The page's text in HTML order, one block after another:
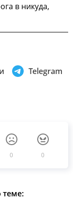
в никуда,
Telegram
0 0